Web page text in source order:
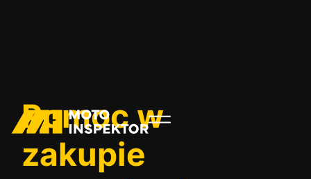
Pomoc w
zakupie